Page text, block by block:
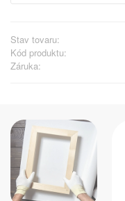
Stav tovaru:
Kód produktu:
Záruka: